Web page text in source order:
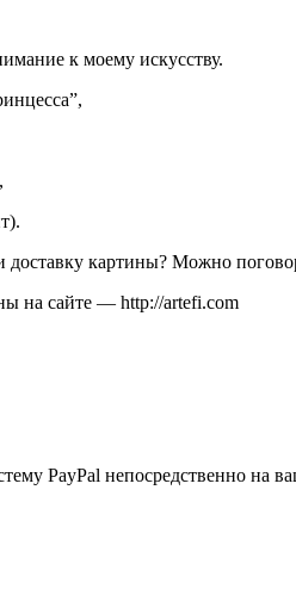
к моему искусству.
доставку картины? Можно
на сайте — http://artefi.com
PayPal непосредственно на